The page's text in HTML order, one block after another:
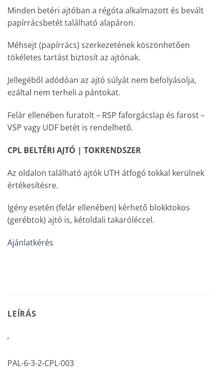
Minden betéri ajtóban a régóta alkalmazott és bevált
papírrácsbetét található alapáron.
Méhsejt (papírrács) szerkezetének köszönhetően
tökéletes tartást biztosít az ajtónak.
Jellegéből adódóan az ajtó súlyát nem befolyásolja,
ezáltal nem terheli a pántokat.
Felár ellenében furatolt – RSP faforgácslap és farost –
VSP vagy UDF betét is rendelhető.
CPL BELTÉRI AJTÓ | TOKRENDSZER
Az oldalon található ajtók UTH átfogó tokkal kerülnek
értékesítésre.
Igény esetén (felár ellenében) kérhető blokktokos
(gerébtok) ajtó is, kétoldali takaróléccel.
Ajánlatkérés
LEÍRÁS
‘
PAL-6-3-2-CPL-003